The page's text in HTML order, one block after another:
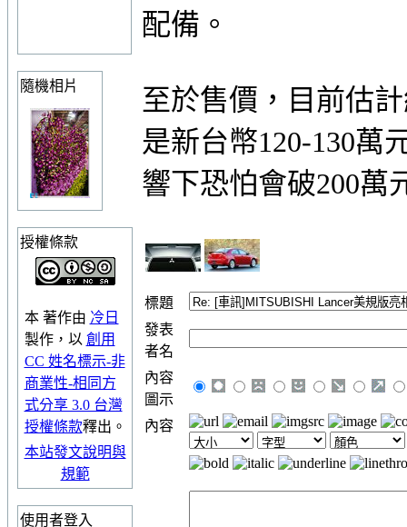
隨機相片
授權條款
本 著作由 冷日
製作，以 創用
CC 姓名標示-非
商業性-相同方
式分享 3.0 台灣
授權條款釋出。
本站發文說明與
規範
使用者登入
配備。
至於售價，目前估
是新台幣120-130萬
響下恐怕會破200萬
標題
發表
者名
內容
圖示
內容